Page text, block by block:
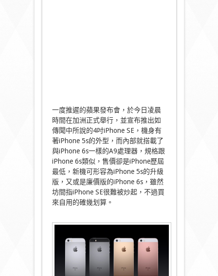
一度推遲的蘋果發布會，於今日凌晨
時間在加洲正式舉行，並宣布推出如
傳聞中所說的4吋iPhone SE，機身有
著iPhone 5s的外型，而內部就搭載了
與iPhone 6s一樣的A9處理器，規格跟
iPhone 6s類似，售價卻是iPhone歷屆
最低，新機可形容為iPhone 5s的升級
版，又或是廉價版的iPhone 6s，雖然
坊間指iPhone SE很難被炒起，不過買
來自用的確幾划算。